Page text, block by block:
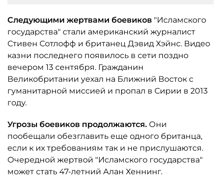
Следующими жертвами боевиков "Исламского
государства" стали американский журналист
Стивен Сотлофф и британец Дэвид Хэйнс. Видео
казни последнего появилось в сети поздно
вечером 13 сентября. Гражданин
Великобритании уехал на Ближний Восток с
гуманитарной миссией и пропал в Сирии в 2013
году.
Угрозы боевиков продолжаются. Они
пообещали обезглавить еще одного британца,
если к их требованиям так и не прислушаются.
Очередной жертвой "Исламского государства"
может стать 47-летний Алан Хеннинг.